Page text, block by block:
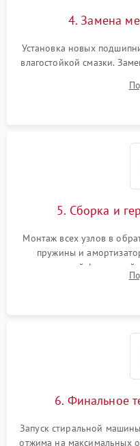
4. Замена
Установка новых
влагостойкой смазки.
или
5. Сборка и
Монтаж всех узлов в
пружины и
надежной фиксацией
герметиком для
6. Финальное
Запуск стиральной
отжима на максимальных